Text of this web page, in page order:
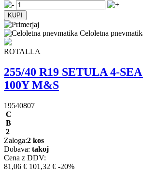
Celoletna
ROTALLA
255/40 R19 SETULA 4-
100Y M&S
19540807
C
B
2
Zaloga:2 kos
Dobava: takoj
Cena z DDV:
81,06 € 101,32 € -20%